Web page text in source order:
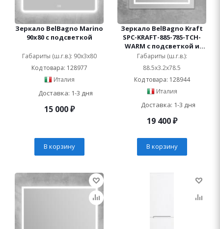
Зеркало BelBagno Marino
90х80 с подсветкой
Габариты (ш.г.в.): 90x3x80
Код товара: 128977
Италия
Доставка: 1-3 дня
15 000₽
В корзину
Зеркало BelBagno Kraft
SPC-KRAFT-885-785-TCH-
WARM с подсветкой и
подогревом
Габариты (ш.г.в.):
88.5x3.2x78.5
Код товара: 128944
Италия
Доставка: 1-3 дня
19 400₽
В корзину